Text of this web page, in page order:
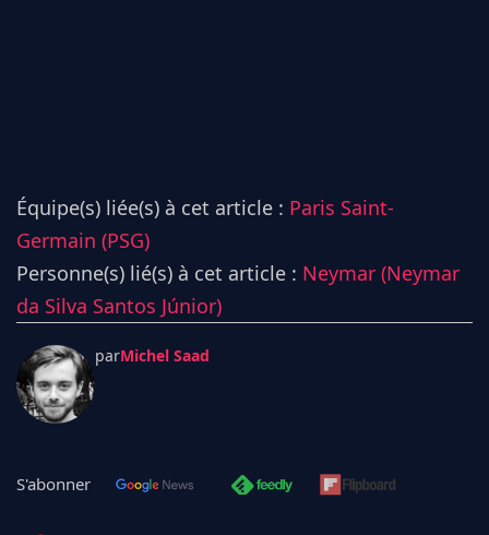
Équipe(s) liée(s) à cet article : Paris Saint-
Germain (PSG)
Personne(s) lié(s) à cet article : Neymar (Neymar
da Silva Santos Júnior)
parMichel Saad
S'abonner